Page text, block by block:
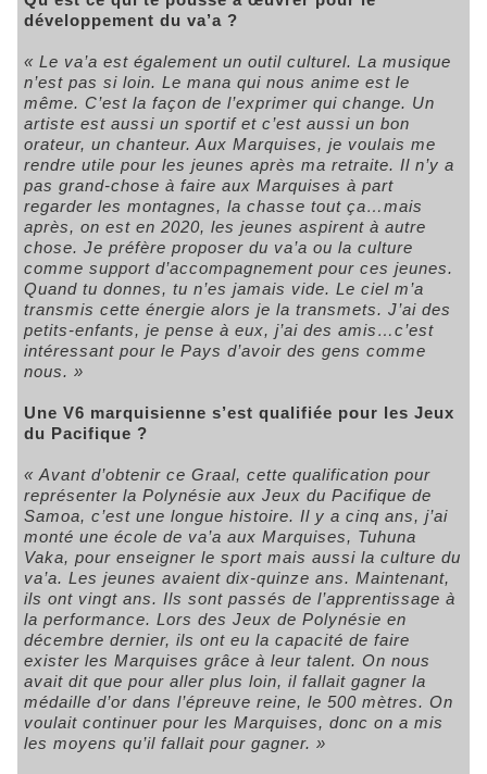
développement du va’a ?
« Le va’a est également un outil culturel. La musique
n’est pas si loin. Le mana qui nous anime est le
même. C’est la façon de l’exprimer qui change. Un
artiste est aussi un sportif et c’est aussi un bon
orateur, un chanteur. Aux Marquises, je voulais me
rendre utile pour les jeunes après ma retraite. Il n’y a
pas grand-chose à faire aux Marquises à part
regarder les montagnes, la chasse tout ça…mais
après, on est en 2020, les jeunes aspirent à autre
chose. Je préfère proposer du va’a ou la culture
comme support d’accompagnement pour ces jeunes.
Quand tu donnes, tu n’es jamais vide. Le ciel m’a
transmis cette énergie alors je la transmets. J’ai des
petits-enfants, je pense à eux, j’ai des amis…c’est
intéressant pour le Pays d’avoir des gens comme
nous. »
Une V6 marquisienne s’est qualifiée pour les Jeux
du Pacifique ?
« Avant d’obtenir ce Graal, cette qualification pour
représenter la Polynésie aux Jeux du Pacifique de
Samoa, c’est une longue histoire. Il y a cinq ans, j’ai
monté une école de va’a aux Marquises, Tuhuna
Vaka, pour enseigner le sport mais aussi la culture du
va’a. Les jeunes avaient dix-quinze ans. Maintenant,
ils ont vingt ans. Ils sont passés de l’apprentissage à
la performance. Lors des Jeux de Polynésie en
décembre dernier, ils ont eu la capacité de faire
exister les Marquises grâce à leur talent. On nous
avait dit que pour aller plus loin, il fallait gagner la
médaille d’or dans l’épreuve reine, le 500 mètres. On
voulait continuer pour les Marquises, donc on a mis
les moyens qu’il fallait pour gagner. »